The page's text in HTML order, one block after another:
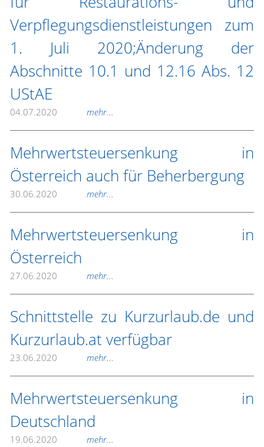
Verpflegungsdienstleistungen zum
1. Juli 2020;Änderung der
Abschnitte 10.1 und 12.16 Abs. 12
UStAE
04.07.2020 mehr...
Mehrwertsteuersenkung in
Österreich auch für Beherbergung
30.06.2020 mehr...
Mehrwertsteuersenkung in
Österreich
27.06.2020 mehr...
Schnittstelle zu Kurzurlaub.de und
Kurzurlaub.at verfügbar
23.06.2020 mehr...
Mehrwertsteuersenkung in
Deutschland
19.06.2020 mehr...